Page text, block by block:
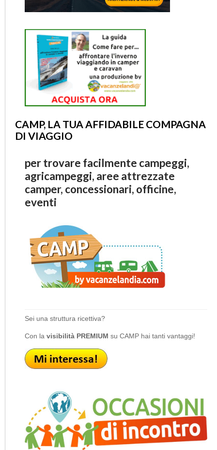
CAMP, LA TUA AFFIDABILE COMPAGNA
DI VIAGGIO
per trovare facilmente campeggi,
agricampeggi, aree attrezzate
camper, concessionari, officine,
eventi
Sei una struttura ricettiva?
Con la visibilità PREMIUM su CAMP hai tanti vantaggi!